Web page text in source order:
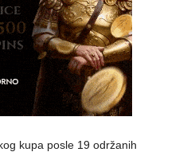
kupa posle 19 održanih